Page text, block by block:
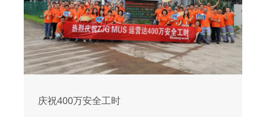
庆祝400万安全工时